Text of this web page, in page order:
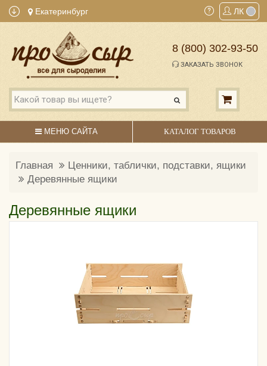
Екатеринбург ЛК
8 (800) 302-93-50
ЗАКАЗАТЬ ЗВОНОК
МЕНЮ САЙТА КАТАЛОГ ТОВАРОВ
Главная
Ценники, таблички, подставки, ящики
Деревянные ящики
Деревянные ящики